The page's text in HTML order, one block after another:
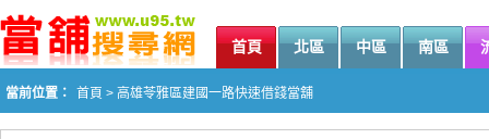
首頁 北區 中區 南區
當前位置： 首頁 > 高雄苓雅區建國一路快速借錢當舖